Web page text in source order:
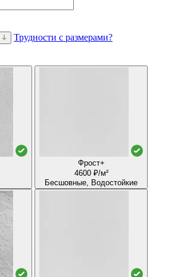
Трудности с размерами?
Фрост+
4600 ₽/м²
Бесшовные, Водостойкие